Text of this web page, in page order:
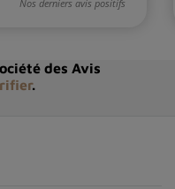
des Avis
.